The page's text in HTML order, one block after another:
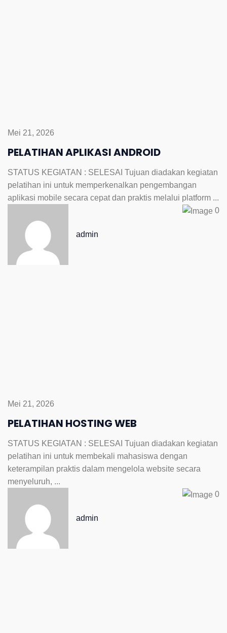
Mei 21, 2026
PELATIHAN APLIKASI ANDROID
STATUS KEGIATAN : SELESAI Tujuan diadakan kegiatan
pelatihan ini untuk memperkenalkan pengembangan
aplikasi mobile secara cepat dan praktis melalui platform ...
admin
0
Mei 21, 2026
PELATIHAN HOSTING WEB
STATUS KEGIATAN : SELESAI Tujuan diadakan kegiatan
pelatihan ini untuk membekali mahasiswa dengan
keterampilan praktis dalam mengelola website secara
menyeluruh, ...
admin
0